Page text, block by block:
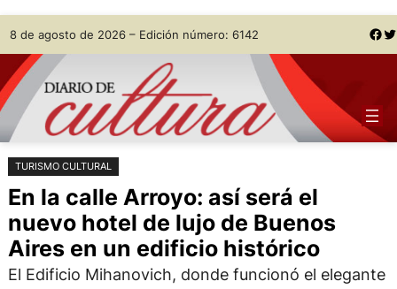
Saltar
al
contenido
Skip
to
content
8 de agosto de 2026 – Edición número: 6142 Facebook Twitter
TURISMO CULTURAL
En la calle Arroyo: así será el
nuevo hotel de lujo de Buenos
Aires en un edificio histórico
El Edificio Mihanovich, donde funcionó el elegante